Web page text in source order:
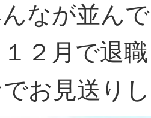
なが並ん
２月で退
お見送り